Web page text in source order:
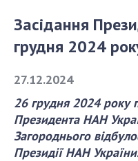
Благодійний фонд
Віртуальний тур у
наук України
Книга пам'яті
СТРУКТУРА
Засідання
грудня 2024
27.12.2024
26 грудня 2024 року
Президента НАН
Загороднього
Президії НАН